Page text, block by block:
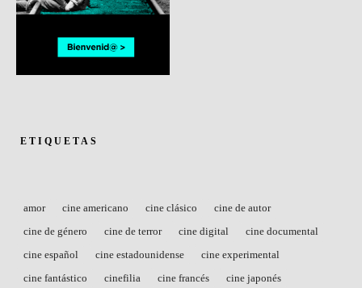
ETIQUETAS
amor cine americano cine clásico
cine de autor
cine de género
cine de terror cine digital
cine documental
cine español
cine estadounidense
cine experimental
cine fantástico
cinefilia cine francés
cine japonés